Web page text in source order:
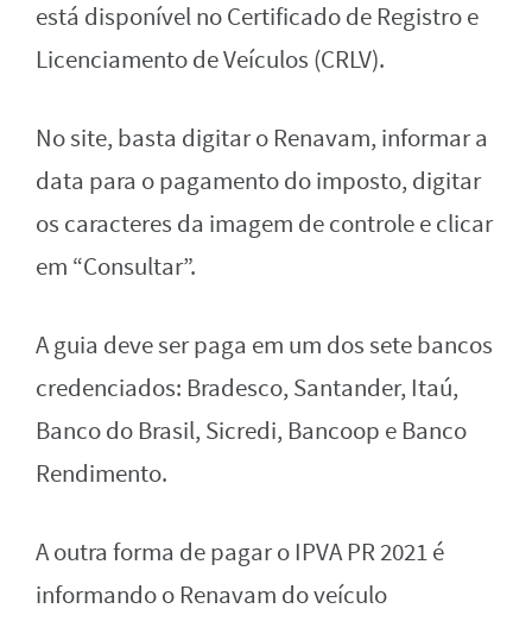
está disponível no Certificado de Registro e
Licenciamento de Veículos (CRLV).
No site, basta digitar o Renavam, informar a
data para o pagamento do imposto, digitar
os caracteres da imagem de controle e clicar
em “Consultar”.
A guia deve ser paga em um dos sete bancos
credenciados: Bradesco, Santander, Itaú,
Banco do Brasil, Sicredi, Bancoop e Banco
Rendimento.
A outra forma de pagar o IPVA PR 2021 é
informando o Renavam do veículo